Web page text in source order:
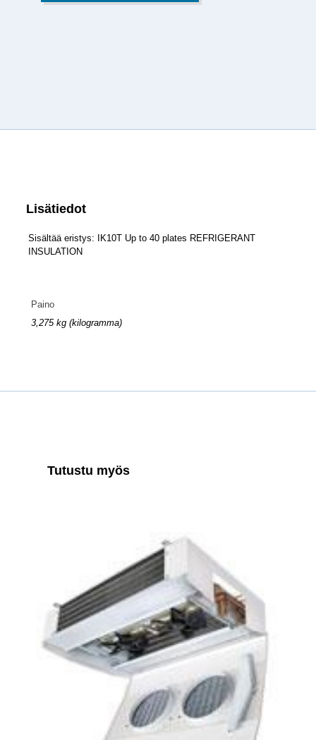
Lisätiedot
Sisältää eristys: IK10T Up to 40 plates REFRIGERANT
INSULATION
Paino
3,275 kg (kilogramma)
Tutustu myös